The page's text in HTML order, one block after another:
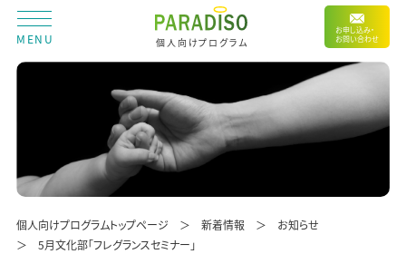
MENU 個人向けプログラム
お申し込み・
お問い合わせ
個人向けプログラムトップページ 新着情報
お知らせ
5月文化部「フレグランスセミナー」